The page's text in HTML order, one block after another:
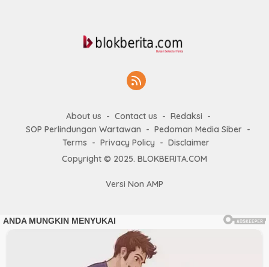
About us Contact us
Redaksi
SOP Perlindungan Wartawan
Pedoman Media Siber
Terms
Privacy Policy
Disclaimer
Copyright © 2025. BLOKBERITA.COM
Versi Non AMP